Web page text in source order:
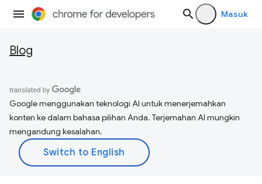
Masuk
Blog
Google menggunakan teknologi AI untuk menerjemahkan
konten ke dalam bahasa pilihan Anda. Terjemahan AI mungkin
mengandung kesalahan.